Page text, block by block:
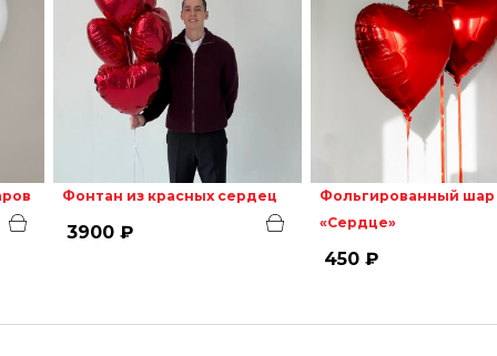
Фонтан из красных сердец
3900 ₽
Фольгированный шар
«Сердце»
450 ₽